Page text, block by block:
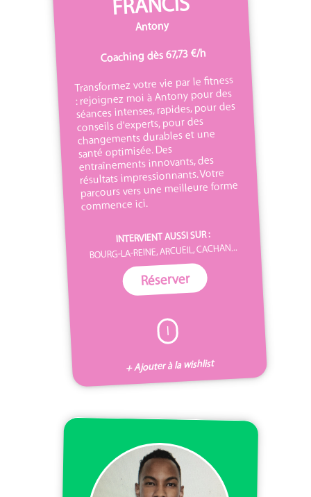
Antony
Coaching dès 67,73 €/h
Transformez votre vie par le fitness
: rejoignez moi à Antony pour des
séances intenses, rapides, pour des
conseils d'experts, pour des
changements durables et une
santé optimisée. Des
entraînements innovants, des
résultats impressionnants. Votre
parcours vers une meilleure forme
commence ici.
INTERVIENT AUSSI SUR :
BOURG-LA-REINE, ARCUEIL, CACHAN...
Réserver
I
+ Ajouter à la wishlist